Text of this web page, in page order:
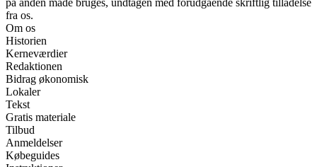
fra os.
Om os
Historien
Kerneværdier
Redaktionen
Bidrag økonomisk
Lokaler
Tekst
Gratis materiale
Tilbud
Anmeldelser
Købeguides